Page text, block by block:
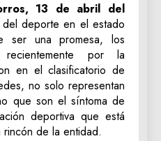
13 de abril del
deporte en el estado
ser una promesa, los
recientemente por la
en el clasificatorio de
no solo representan
que son el síntoma de
deportiva que está
de la entidad.